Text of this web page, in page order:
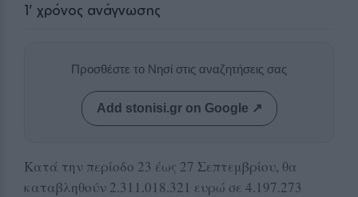
1' χρόνος ανάγνωσης
Προσθέστε το Νησί στις αναζητήσεις σας
Add stonisi.gr on Google ↗
Κατά την περίοδο 23 έως 27 Σεπτεμβρίου, θα
καταβληθούν 2.311.018.321 ευρώ σε 4.197.273